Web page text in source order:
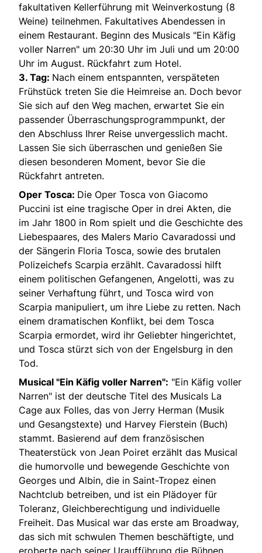
fakultativen Kellerführung mit Weinverkostung (8
Weine) teilnehmen. Fakultatives Abendessen in
einem Restaurant. Beginn des Musicals "Ein Käfig
voller Narren" um 20:30 Uhr im Juli und um 20:00
Uhr im August. Rückfahrt zum Hotel.
3. Tag: Nach einem entspannten, verspäteten
Frühstück treten Sie die Heimreise an. Doch bevor
Sie sich auf den Weg machen, erwartet Sie ein
passender Überraschungsprogrammpunkt, der
den Abschluss Ihrer Reise unvergesslich macht.
Lassen Sie sich überraschen und genießen Sie
diesen besonderen Moment, bevor Sie die
Rückfahrt antreten.
Oper Tosca: Die Oper Tosca von Giacomo
Puccini ist eine tragische Oper in drei Akten, die
im Jahr 1800 in Rom spielt und die Geschichte des
Liebespaares, des Malers Mario Cavaradossi und
der Sängerin Floria Tosca, sowie des brutalen
Polizeichefs Scarpia erzählt. Cavaradossi hilft
einem politischen Gefangenen, Angelotti, was zu
seiner Verhaftung führt, und Tosca wird von
Scarpia manipuliert, um ihre Liebe zu retten. Nach
einem dramatischen Konflikt, bei dem Tosca
Scarpia ermordet, wird ihr Geliebter hingerichtet,
und Tosca stürzt sich von der Engelsburg in den
Tod.
Musical "Ein Käfig voller Narren": "Ein Käfig voller
Narren" ist der deutsche Titel des Musicals La
Cage aux Folles, das von Jerry Herman (Musik
und Gesangstexte) und Harvey Fierstein (Buch)
stammt. Basierend auf dem französischen
Theaterstück von Jean Poiret erzählt das Musical
die humorvolle und bewegende Geschichte von
Georges und Albin, die in Saint-Tropez einen
Nachtclub betreiben, und ist ein Plädoyer für
Toleranz, Gleichberechtigung und individuelle
Freiheit. Das Musical war das erste am Broadway,
das sich mit schwulen Themen beschäftigte, und